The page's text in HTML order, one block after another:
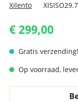
Xilento XISISO29.7
€ 299,00
Gratis verzending!
Op voorraad,